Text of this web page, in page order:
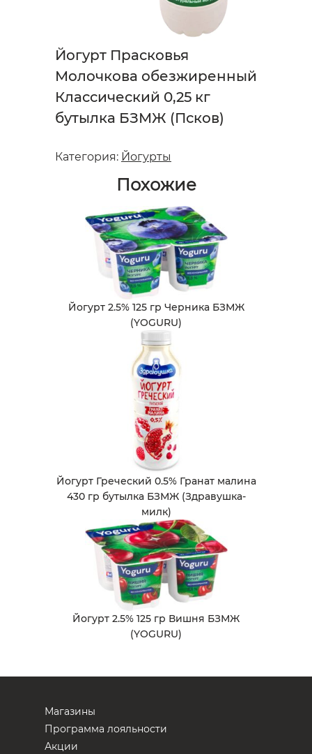
Йогурт Прасковья
Молочкова обезжиренный
Классический 0,25 кг
бутылка БЗМЖ (Псков)
Категория: Йогурты
Похожие
Йогурт 2.5% 125 гр Черника БЗМЖ
(YOGURU)
Йогурт Греческий 0.5% Гранат малина
430 гр бутылка БЗМЖ (Здравушка-
милк)
Йогурт 2.5% 125 гр Вишня БЗМЖ
(YOGURU)
Магазины
Программа лояльности
Акции